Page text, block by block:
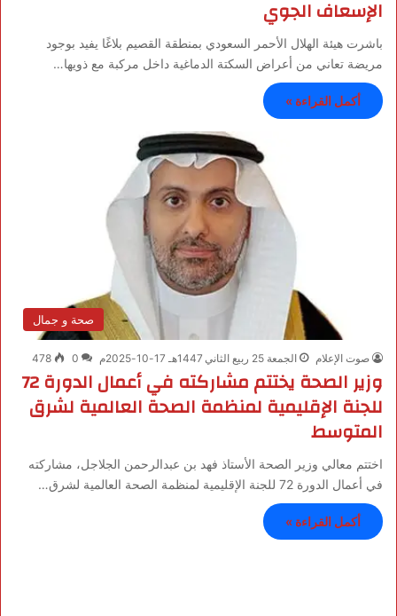
الإسعاف الجوي
باشرت هيئة الهلال الأحمر السعودي بمنطقة القصيم بلاغًا يفيد بوجود
مريضة تعاني من أعراض السكتة الدماغية داخل مركبة مع ذويها…
أكمل القراءة »
صحة و جمال
صوت الإعلام الجمعة 25 ربيع الثاني 1447هـ 17-10-2025م 0
478
وزير الصحة يختتم مشاركته في أعمال الدورة 72
للجنة الإقليمية لمنظمة الصحة العالمية لشرق
المتوسط
اختتم معالي وزير الصحة الأستاذ فهد بن عبدالرحمن الجلاجل، مشاركته
في أعمال الدورة 72 للجنة الإقليمية لمنظمة الصحة العالمية لشرق…
أكمل القراءة »